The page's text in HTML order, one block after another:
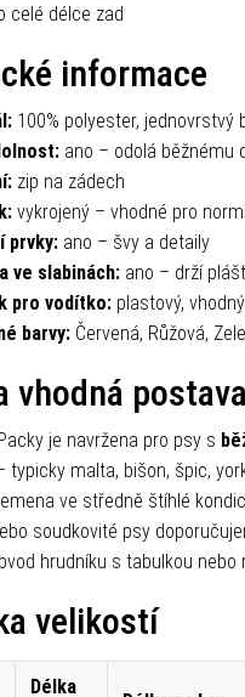
celé délce zad
informace
100% polyester, jednovrstvý
ano – odolá běžnému
zip na zádech
vykrojený – vhodné pro
prvky: ano – švy a detaily
ve slabinách: ano – drží
pro vodítko: plastový,
barvy: Červená, Růžová,
vhodná postava
je navržena pro psy s
typicky malta, bišon, špic,
ve středně štíhlé
soudkovité psy
hrudníku s tabulkou nebo
velikostí
Délka